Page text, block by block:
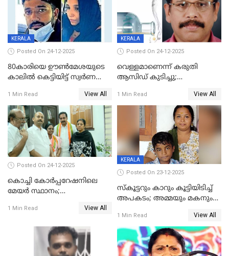
KERALA
Posted On 24-12-2025
80കാരിയെ ഊൺമേശയുടെ
കാലിൽ കെട്ടിയിട്ട് സ്വർണവും
കൊച്ചുമകനും സുഹൃത്തും
അറസ്റ്റിൽ
1 Min Read View All
KERALA
Posted On 24-12-2025
വെള്ളമാണെന്ന് കരുതി
ആസിഡ് കുടിച്ചു;
മരിച്ചു
1 Min Read View All
Posted On 24-12-2025
കൊച്ചി കോര്‍പ്പറേഷനിലെ
മേയര്‍ സ്ഥാനം;
രൂക്ഷം
1 Min Read View All
KERALA
Posted On 23-12-2025
സ്കൂട്ടറും കാറും കൂട്ടിയിടിച്ച്
അപകടം; അമ്മയും മകനും
ഗുരുതരാവസ്ഥയിൽ
1 Min Read View All